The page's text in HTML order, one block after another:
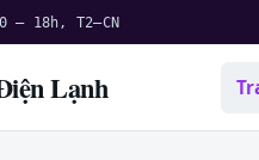
– 18h, T2–CN
Lạnh